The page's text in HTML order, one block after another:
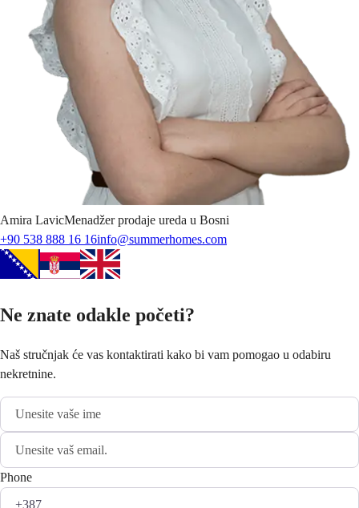
Amira LavicMenadžer prodaje ureda u Bosni
+90 538 888 16 16info@summerhomes.com
Ne znate odakle početi?
Naš stručnjak će vas kontaktirati kako bi vam pomogao u odabiru
nekretnine.
Phone